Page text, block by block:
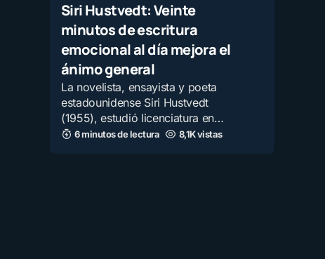
Siri Hustvedt: Veinte
minutos de escritura
emocional al día mejora el
ánimo general
La novelista, ensayista y poeta
estadounidense Siri Hustvedt
(1955), estudió licenciatura en…
6 minutos de lectura 8,1K vistas